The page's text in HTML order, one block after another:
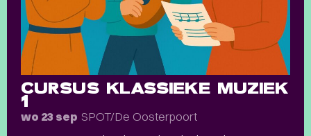
CURSUS KLASSIEKE MUZIEK
1
wo 23 sep SPOT/De Oosterpoort